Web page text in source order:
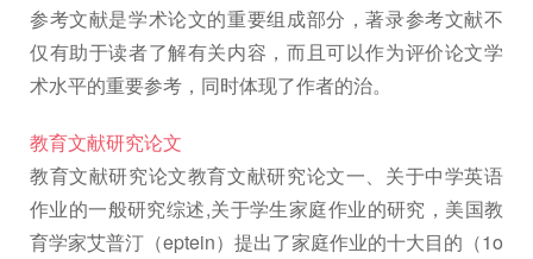
参考文献是学术论文的重要组成部分，著录参考文献不
仅有助于读者了解有关内容，而且可以作为评价论文学
术水平的重要参考，同时体现了作者的治。
教育文献研究论文
教育文献研究论文教育文献研究论文一、关于中学英语
作业的一般研究综述,关于学生家庭作业的研究，美国教
育学家艾普汀（eptein）提出了家庭作业的十大目的（1o